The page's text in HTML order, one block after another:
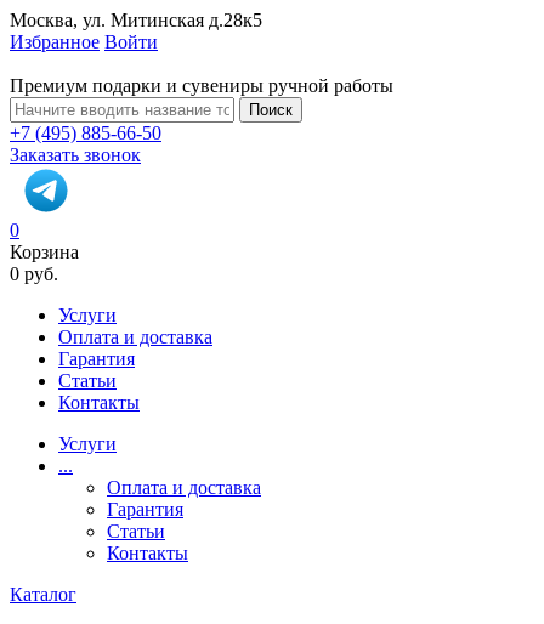
Москва, ул. Митинская д.28к5
Избранное Войти
Премиум подарки и сувениры ручной работы
Поиск
+7 (495) 885-66-50
Заказать звонок
0
Корзина
0 руб.
Услуги
Оплата и доставка
Гарантия
Статьи
Контакты
Услуги
...
Оплата и доставка
Гарантия
Статьи
Контакты
Каталог